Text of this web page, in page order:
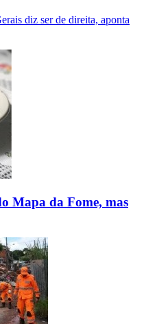
diz ser de direita, aponta
Mapa da Fome, mas